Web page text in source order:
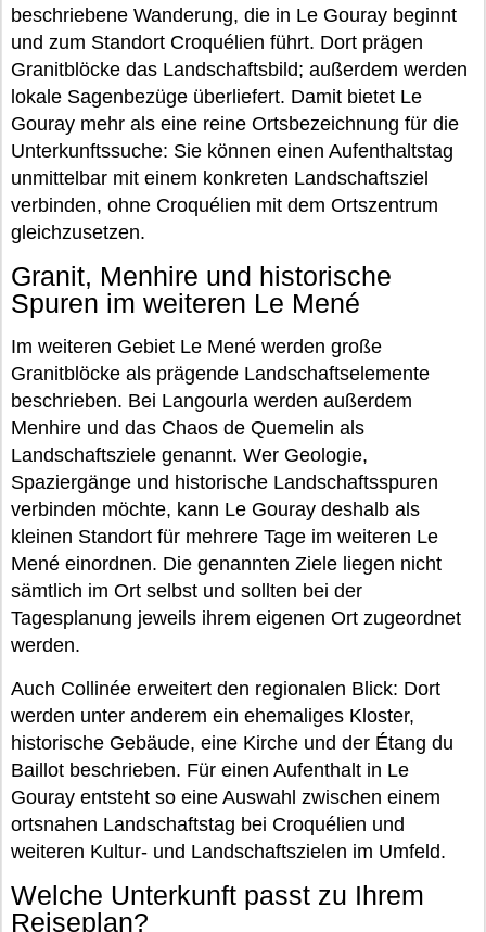
beschriebene Wanderung, die in Le Gouray beginnt
und zum Standort Croquélien führt. Dort prägen
Granitblöcke das Landschaftsbild; außerdem werden
lokale Sagenbezüge überliefert. Damit bietet Le
Gouray mehr als eine reine Ortsbezeichnung für die
Unterkunftssuche: Sie können einen Aufenthaltstag
unmittelbar mit einem konkreten Landschaftsziel
verbinden, ohne Croquélien mit dem Ortszentrum
gleichzusetzen.
Granit, Menhire und historische
Spuren im weiteren Le Mené
Im weiteren Gebiet Le Mené werden große
Granitblöcke als prägende Landschaftselemente
beschrieben. Bei Langourla werden außerdem
Menhire und das Chaos de Quemelin als
Landschaftsziele genannt. Wer Geologie,
Spaziergänge und historische Landschaftsspuren
verbinden möchte, kann Le Gouray deshalb als
kleinen Standort für mehrere Tage im weiteren Le
Mené einordnen. Die genannten Ziele liegen nicht
sämtlich im Ort selbst und sollten bei der
Tagesplanung jeweils ihrem eigenen Ort zugeordnet
werden.
Auch Collinée erweitert den regionalen Blick: Dort
werden unter anderem ein ehemaliges Kloster,
historische Gebäude, eine Kirche und der Étang du
Baillot beschrieben. Für einen Aufenthalt in Le
Gouray entsteht so eine Auswahl zwischen einem
ortsnahen Landschaftstag bei Croquélien und
weiteren Kultur- und Landschaftszielen im Umfeld.
Welche Unterkunft passt zu Ihrem
Reiseplan?